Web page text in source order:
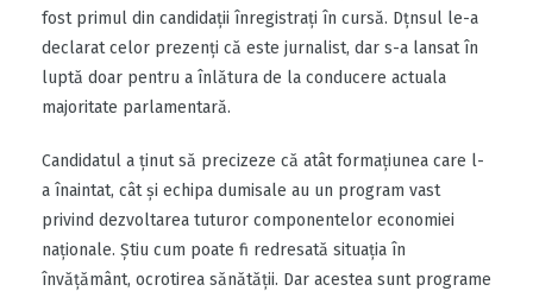
fost primul din candidații înregistrați în cursă. Dțnsul le-a
declarat celor prezenți că este jurnalist, dar s-a lansat în
luptă doar pentru a înlătura de la conducere actuala
majoritate parlamentară.
Candidatul a ținut să precizeze că atât formațiunea care l-
a înaintat, cât și echipa dumisale au un program vast
privind dezvoltarea tuturor componentelor economiei
naționale. Știu cum poate fi redresată situația în
învățământ, ocrotirea sănătății. Dar acestea sunt programe